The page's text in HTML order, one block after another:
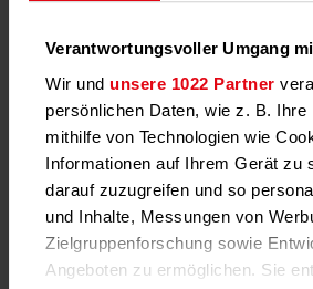
Verantwortungsvoller Umgang
Wir und unsere 1022 Partner
persönlichen Daten, wie z. B. Ihre
mithilfe von Technologien wie
Informationen auf Ihrem Gerät zu
darauf zuzugreifen und so
und Inhalte, Messungen von
Zielgruppenforschung sowie
Angeboten zu ermöglichen. Sie
Lange galt: Wärmepumpen lohnen
Doch das stimmt so nicht mehr.
mit Wärmepumpen beheizt werden,
Voraussetzungen erfüllt sind.
Das größte Hindernis ist oft die
Wärmepumpen arbeiten am
möglichst wenig Wärme verloren
es sich, vor dem Einbau die